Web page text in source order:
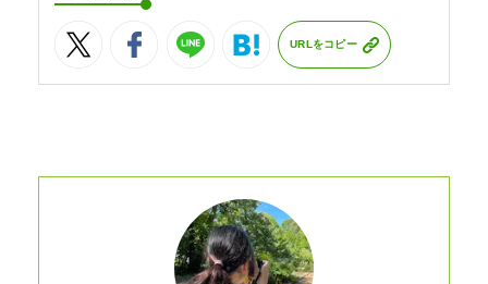
URLをコピー